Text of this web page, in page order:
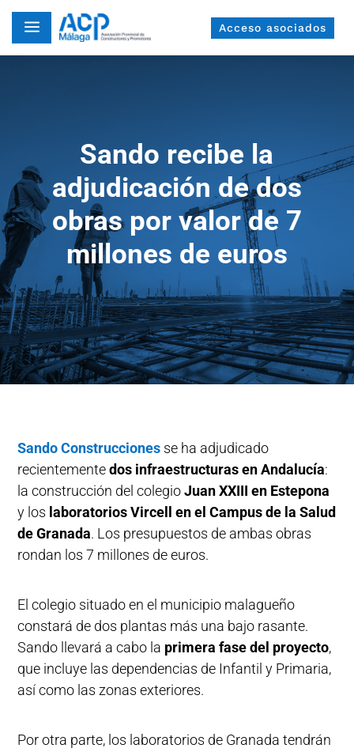
a Acceso asociados
Sando recibe la
adjudicación de dos
obras por valor de 7
millones de euros
Sando Construcciones se ha adjudicado
recientementedos infraestructuras en Andalucía:
la construcción del colegioJuan XXIII en Estepona
y los laboratorios Vircell en el Campus de la Salud
de Granada. Los presupuestos de ambas obras
rondan los 7 millones de euros.
El colegio situado en el municipio malagueño
constará de dos plantas más una bajo rasante.
Sando llevará a cabo la primera fase del proyecto,
que incluye las dependencias de Infantil y Primaria,
así como las zonas exteriores.
Por otra parte, los laboratorios de Granada tendrán